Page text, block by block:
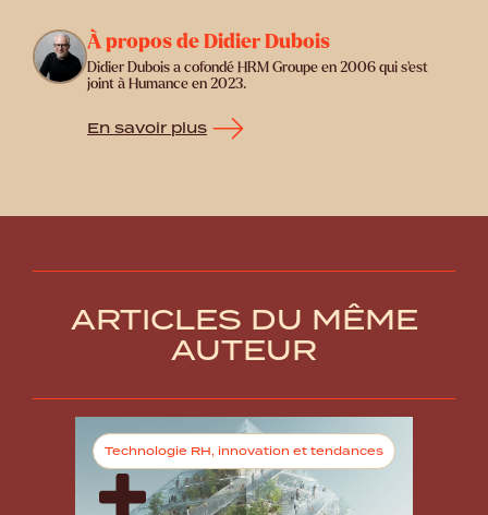
À propos de Didier Dubois
Didier Dubois a cofondé HRM Groupe en 2006 qui s'est
joint à Humance en 2023.
En savoir plus
ARTICLES DU MÊME
AUTEUR
Technologie RH, innovation et tendances